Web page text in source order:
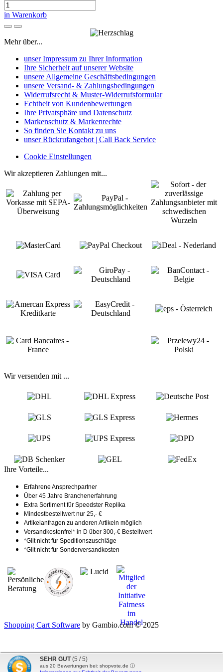
in Warenkorb
Mehr über...
unser Impressum zu Ihrer Information
Ihre Sicherheit auf unserer Website
unsere Allgemeine Geschäftsbedingungen
unsere Versand- & Zahlungsbedingungen
Widerrufsrecht & Muster-Widerrufsformular
Echtheit von Kundenbewertungen
Ihre Privatsphäre und Datenschutz
Markenschutz & Markenrechte
So finden Sie Kontakt zu uns
unser Rückrufangebot | Call Back Service
Cookie Einstellungen
Wir akzeptieren Zahlungen mit...
Wir versenden mit ...
Ihre Vorteile...
Erfahrene Ansprechpartner
Über 45 Jahre Branchenerfahrung
Extra Sortiment für Speedster Replika
Mindestbestellwert nur 25,- €
Artikelanfragen zu anderen Artikeln möglich
Versandkostenfrei* in D über 300,-€ Bestellwert
*Gilt nicht für Speditionszuschläge
*Gilt nicht für Sonderversandkosten
Shopping Cart Software by Gambio.com © 2025
SEHR GUT (5 / 5)
aus 20 Bewertungen bei: shopvote.de ⓘ